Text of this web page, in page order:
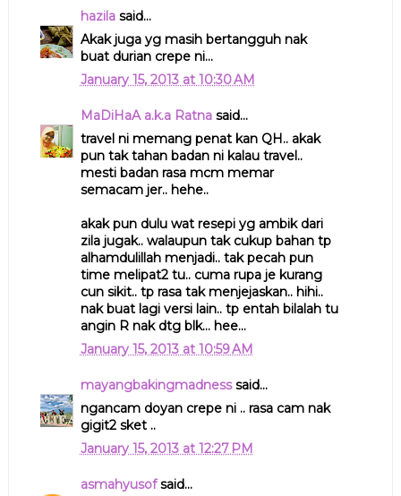
hazilasaid...
Akak juga yg masih bertangguh nak
buat durian crepe ni...
January 15, 2013 at 10:30 AM
MaDiHaA a.k.a Ratnasaid...
travel ni memang penat kan QH.. akak
pun tak tahan badan ni kalau travel..
mesti badan rasa mcm memar
semacam jer.. hehe..
akak pun dulu wat resepi yg ambik dari
zila jugak.. walaupun tak cukup bahan tp
alhamdulillah menjadi.. tak pecah pun
time melipat2 tu.. cuma rupa je kurang
cun sikit.. tp rasa tak menjejaskan.. hihi..
nak buat lagi versi lain.. tp entah bilalah tu
angin R nak dtg blk... hee...
January 15, 2013 at 10:59 AM
mayangbakingmadnesssaid...
ngancam doyan crepe ni .. rasa cam nak
gigit2 sket ..
January 15, 2013 at 12:27 PM
asmahyusofsaid...